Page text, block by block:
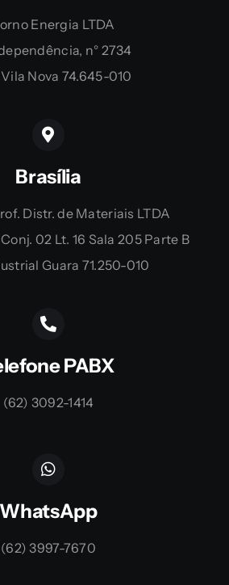
Energia LTDA
n° 2734
Nova 74.645-010
Brasília
Distr. de Materiais LTDA
02 Lt. 16 Sala 205 Parte B
Guara 71.250-010
PABX
(62) 3092-1414
WhatsApp
(62) 3997-7670